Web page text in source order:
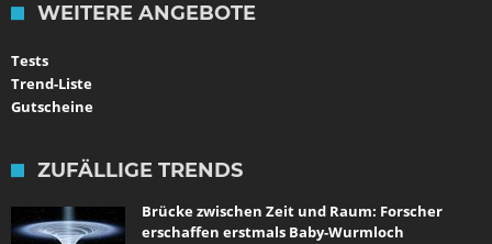
WEITERE ANGEBOTE
Tests
Trend-Liste
Gutscheine
ZUFÄLLIGE TRENDS
Brücke zwischen Zeit und Raum: Forscher
erschaffen erstmals Baby-Wurmloch